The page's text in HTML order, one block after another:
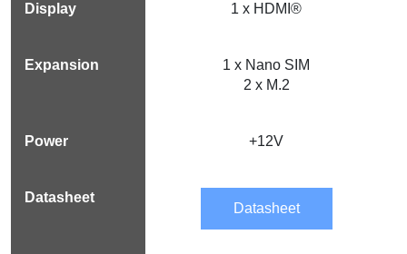
1 x HDMI®
1 x Nano SIM
2 x M.2
+12V
Datasheet